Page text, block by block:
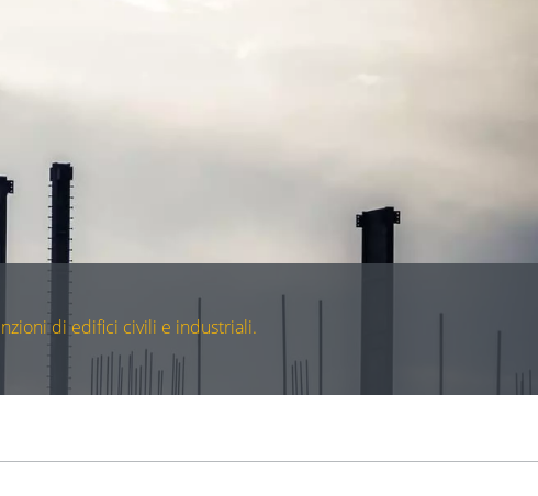
di edifici civili e industriali.